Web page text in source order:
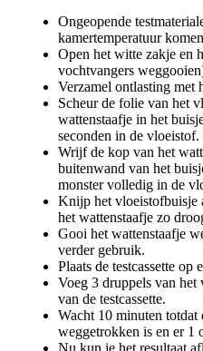
Ongeopende
kamertemperatuur
Open het witte zakje en
vochtvangers
Verzamel ontlasting met
Scheur de folie van het
wattenstaafje in het
seconden in de vloeistof.
Wrijf de kop van het
buitenwand van het
monster volledig in de
Knijp het vloeistofbuisje
het wattenstaafje zo
Gooi het wattenstaafje
verder gebruik.
Plaats de testcassette op
Voeg 3 druppels van het
van de testcassette.
Wacht 10 minuten
weggetrokken is en er 1
Nu kun je het resultaat